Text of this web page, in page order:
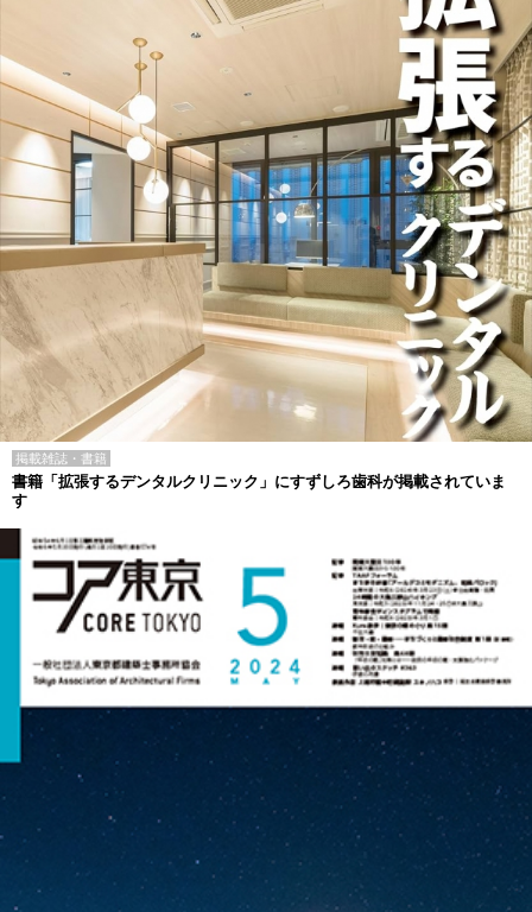
掲載雑誌・書籍
書籍「拡張するデンタルクリニック」にすずしろ歯科が掲載されていま
す